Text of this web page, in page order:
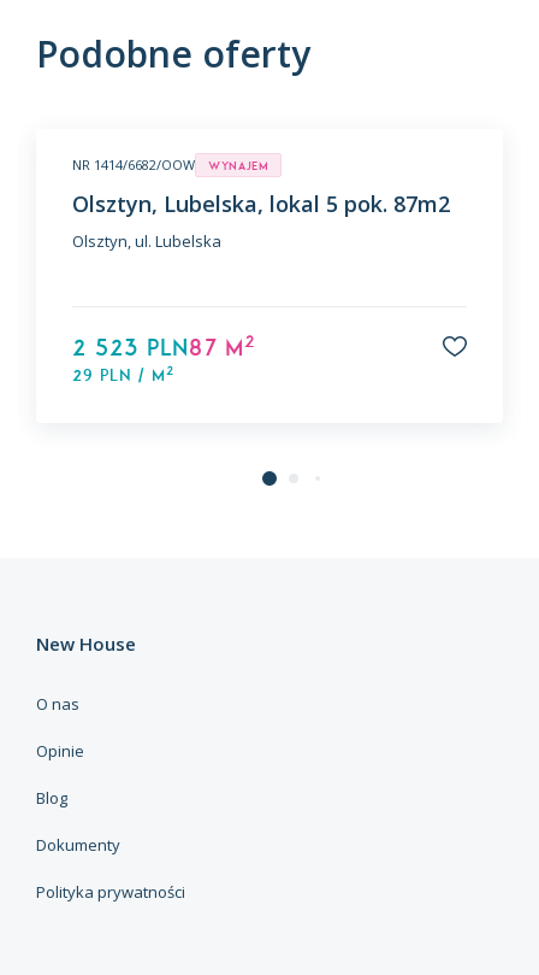
Podobne oferty
NR 1414/6682/OOW Wynajem
Olsztyn, Lubelska, lokal 5 pok. 87m2
Olsztyn, ul. Lubelska
2 523 PLN
29 PLN / m2
87 m2
New House
O nas
Opinie
Blog
Dokumenty
Polityka prywatności